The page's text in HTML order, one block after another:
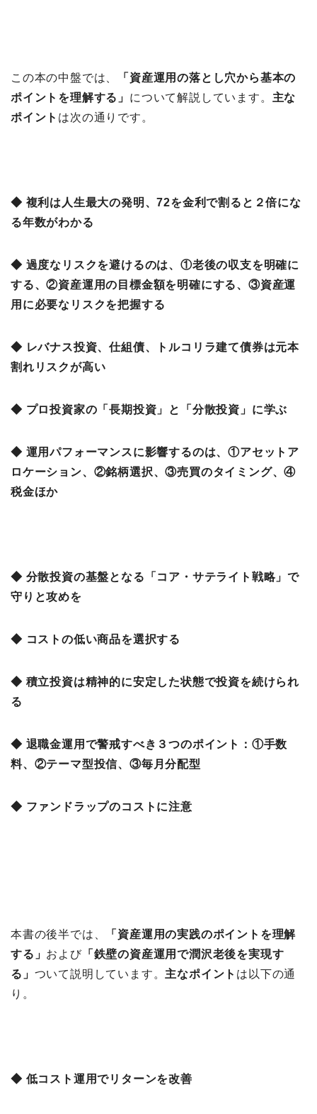
この本の中盤では、
「資産運⽤の落とし⽳から基本の
ポイントを理解する 」 について解説しています。 主な
ポイント は次の通りです。
◆ 複利は人生最大の発明、72を金利で割ると２倍にな
る年数がわかる
◆ 過度なリスクを避けるのは、①老後の収支を明確に
する、②資産運用の目標金額を明確にする、③資産運
用に必要なリスクを把握する
◆ レバナス投資、仕組債、トルコリラ建て債券は元本
割れリスクが高い
◆ プロ投資家の「長期投資」と「分散投資」に学ぶ
◆ 運用パフォーマンスに影響するのは、①アセットア
ロケーション、②銘柄選択、③売買のタイミング、④
税金ほか
◆ 分散投資の基盤となる「コア・サテライト戦略」で
守りと攻めを
◆ コストの低い商品を選択する
◆ 積立投資は精神的に安定した状態で投資を続けられ
る
◆ 退職金運用で警戒すべき３つのポイント：①手数
料、②テーマ型投信、③毎月分配型
◆ ファンドラップのコストに注意
本書の後半では、
「資産運⽤の実践のポイントを理解
する 」 および「鉄壁の資産運⽤で潤沢⽼後を実現す
る」 ついて説明しています。 主なポイント は以下の通
り。
◆ 低コスト運用でリターンを改善